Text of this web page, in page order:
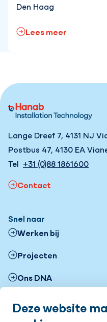
Deze website
Den Haag
Lees meer
Lange Dreef 7, 4131 NJ
Postbus 47, 4130 EA
Tel +31 (0)88 1861600
Contact
Snel naar
Werken bij
Projecten
Ons DNA